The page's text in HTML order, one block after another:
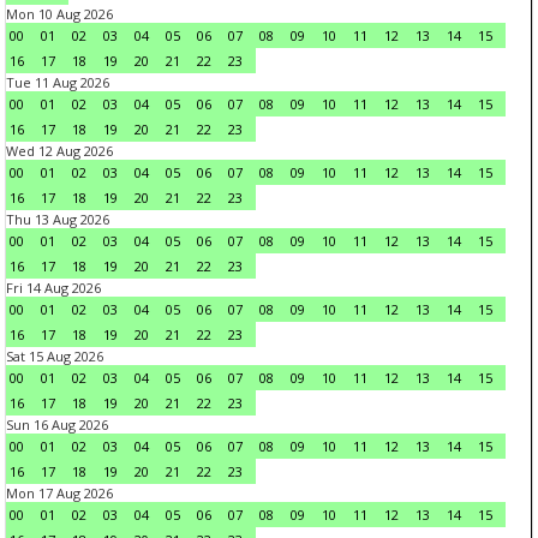
Mon 10 Aug 2026
00
01 02 03 04 05 06 07 08 09 10 11 12 13 14
15
16
17 18 19 20 21 22
23
Tue 11 Aug 2026
00
01 02 03 04 05 06 07 08 09 10 11 12 13 14
15
16
17 18 19 20 21 22
23
Wed 12 Aug 2026
00
01 02 03 04 05 06 07 08 09 10 11 12 13 14
15
16
17 18 19 20 21 22
23
Thu 13 Aug 2026
00
01 02 03 04 05 06 07 08 09 10 11 12 13 14
15
16
17 18 19 20 21 22
23
Fri 14 Aug 2026
00
01 02 03 04 05 06 07 08 09 10 11 12 13 14
15
16
17 18 19 20 21 22
23
Sat 15 Aug 2026
00
01 02 03 04 05 06 07 08 09 10 11 12 13 14
15
16
17 18 19 20 21 22
23
Sun 16 Aug 2026
00
01 02 03 04 05 06 07 08 09 10 11 12 13 14
15
16
17 18 19 20 21 22
23
Mon 17 Aug 2026
00
01 02 03 04 05 06 07 08 09 10 11 12 13 14
15